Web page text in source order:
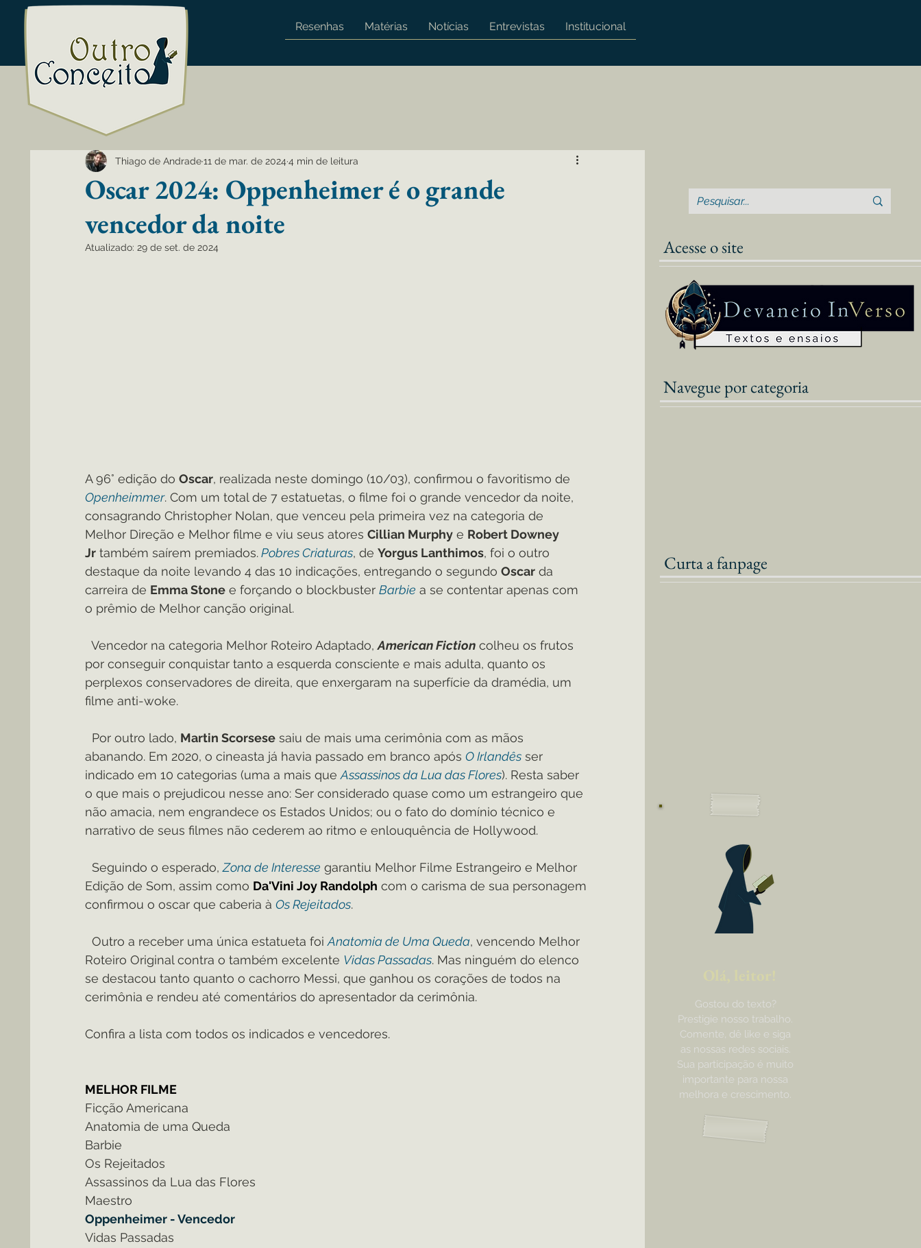
Resenhas Matérias Notícias Entrevistas Institucional
Oscar 2024: Oppenheimer é o grande
vencedor da noite
Thiago de Andrade11 de mar. de 2024 4 min de leitura
Atualizado: 29 de set. de 2024
A 96° edição do Oscar, realizada neste domingo (10/03), confirmou o favoritismo de
Openheimmer. Com um total de 7 estatuetas, o filme foi o grande vencedor da noite,
consagrando Christopher Nolan, que venceu pela primeira vez na categoria de
Melhor Direção e Melhor filme e viu seus atores Cillian Murphy e Robert Downey
Jr também saírem premiados. Pobres Criaturas, de Yorgus Lanthimos, foi o outro
destaque da noite levando 4 das 10 indicações, entregando o segundo Oscar da
carreira de Emma Stone e forçando o blockbuster Barbie a se contentar apenas com
o prêmio de Melhor canção original.
Vencedor na categoria Melhor Roteiro Adaptado, American Fiction colheu os frutos
por conseguir conquistar tanto a esquerda consciente e mais adulta, quanto os
perplexos conservadores de direita, que enxergaram na superfície da dramédia, um
filme anti-woke.
Por outro lado, Martin Scorsese saiu de mais uma cerimônia com as mãos
abanando. Em 2020, o cineasta já havia passado em branco após O Irlandês ser
indicado em 10 categorias (uma a mais que Assassinos da Lua das Flores). Resta saber
o que mais o prejudicou nesse ano: Ser considerado quase como um estrangeiro que
não amacia, nem engrandece os Estados Unidos; ou o fato do domínio técnico e
narrativo de seus filmes não cederem ao ritmo e enlouquência de Hollywood.
Seguindo o esperado, Zona de Interesse garantiu Melhor Filme Estrangeiro e Melhor
Edição de Som, assim como Da'Vini Joy Randolph com o carisma de sua personagem
confirmou o oscar que caberia à Os Rejeitados.
Outro a receber uma única estatueta foi Anatomia de Uma Queda, vencendo Melhor
Roteiro Original contra o também excelente Vidas Passadas. Mas ninguém do elenco
se destacou tanto quanto o cachorro Messi, que ganhou os corações de todos na
cerimônia e rendeu até comentários do apresentador da cerimônia.
Confira a lista com todos os indicados e vencedores.
MELHOR FILME
Ficção Americana
Anatomia de uma Queda
Barbie
Os Rejeitados
Assassinos da Lua das Flores
Maestro
Oppenheimer - Vencedor
Vidas Passadas
Acesse o site
Navegue por categoria
Curta a fanpage
Gostou do texto?
Prestigie nosso trabalho.
Comente, dê like e siga
as nossas redes sociais.
Sua participação é muito
importante para nossa
melhora e crescimento.